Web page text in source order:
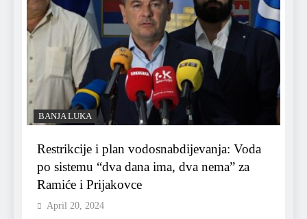
BANJA LUKA
Restrikcije i plan vodosnabdijevanja: Voda
po sistemu “dva dana ima, dva nema” za
Ramiće i Prijakovce
April 20, 2024